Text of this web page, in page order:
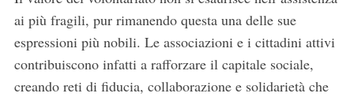
ai più fragili, pur rimanendo questa una delle sue
espressioni più nobili. Le associazioni e i cittadini attivi
contribuiscono infatti a rafforzare il capitale sociale,
creando reti di fiducia, collaborazione e solidarietà che